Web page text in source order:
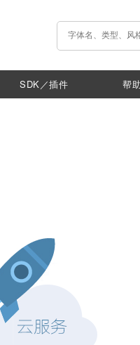
SDK／插件
帮